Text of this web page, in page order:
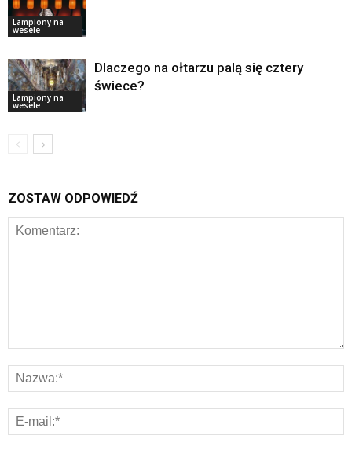
Lampiony na
wesele
Lampiony na
wesele
Dlaczego na ołtarzu palą się cztery
świece?
ZOSTAW ODPOWIEDŹ